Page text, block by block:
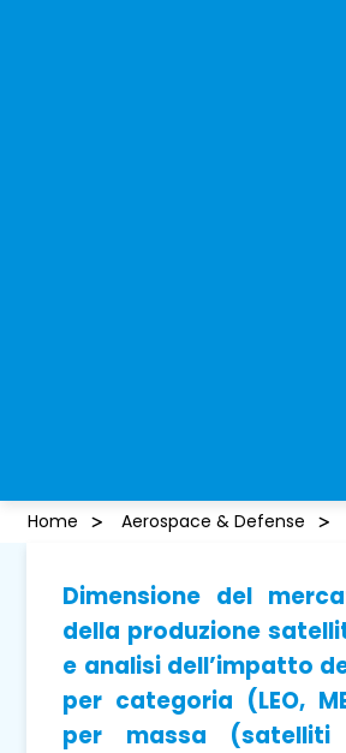
Home Aerospace & Defense
Dimensione del
della produzione
e analisi dell’impatto
per categoria (LEO,
per massa